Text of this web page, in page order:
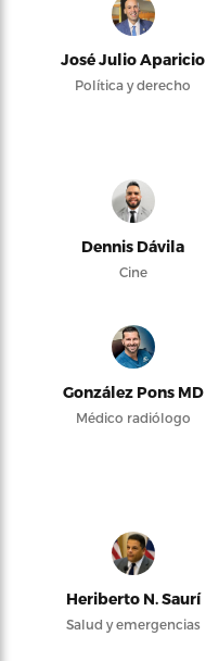
José Julio Aparicio
Política y derecho
Dennis Dávila
Cine
González Pons MD
Médico radiólogo
Heriberto N. Saurí
Salud y emergencias